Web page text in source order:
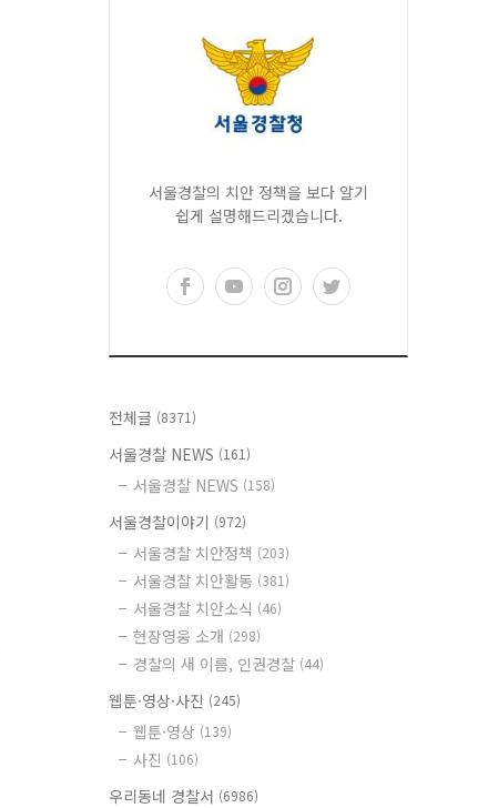
서울경찰의 치안 정책을 보다 알기
쉽게 설명해드리겠습니다.
전체글 (8371)
서울경찰 NEWS (161)
서울경찰 NEWS (158)
서울경찰이야기 (972)
서울경찰 치안정책 (203)
서울경찰 치안활동 (381)
서울경찰 치안소식 (46)
현장영웅 소개 (298)
경찰의 새 이름, 인권경찰 (44)
웹툰·영상·사진 (245)
웹툰·영상 (139)
사진 (106)
우리동네 경찰서 (6986)